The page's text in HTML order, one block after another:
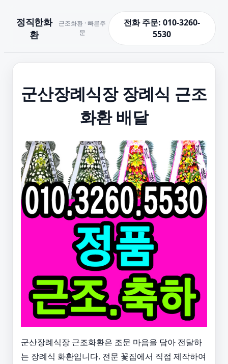
정직한화
환
근조화환 · 빠른주
문
전화 주문: 010-3260-
5530
군산장례식장 장례식 근조
화환 배달
군산장례식장 근조화환은 조문 마음을 담아 전달하
는 장례식 화환입니다. 전문 꽃집에서 직접 제작하여